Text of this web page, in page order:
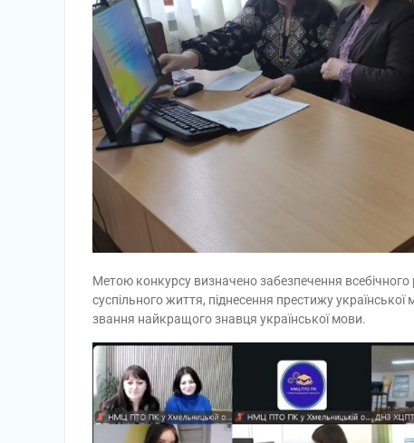
Метою конкурсу визначено забезпечення всебічного
суспільного життя, піднесення престижу
звання найкращого знавця української мови.